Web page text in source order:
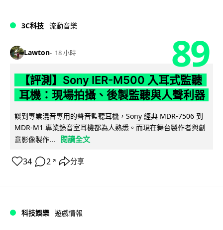
3C科技 流動音樂
Lawton 18 小時 89
【評測】Sony IER-M500 入耳式監聽
耳機：現場拍攝、後製監聽與人聲利器
談到專業混音專用的聲音監聽耳機，Sony 經典 MDR-7506 到
MDR-M1 專業錄音室耳機都為人熟悉。而現在舞台製作者與創
意影像製作...
閱讀全文
34 2 ↗ 分享
科技娛樂 遊戲情報